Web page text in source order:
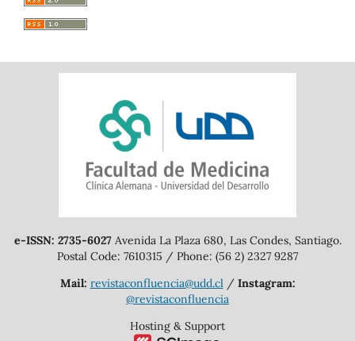
e-ISSN: 2735-6027Avenida La Plaza 680, Las Condes, Santiago.
Postal Code: 7610315 / Phone: (56 2) 2327 9287
Mail: revistaconfluencia@udd.cl/ Instagram:
@revistaconfluencia
Hosting & Support